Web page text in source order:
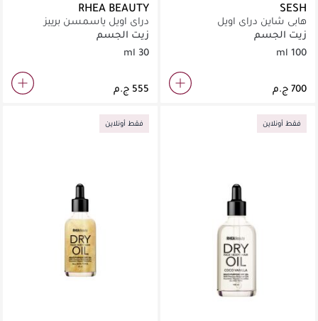
SESH
هابى شاين دراى اويل
زيت الجسم
100 ml
RHEA BEAUTY
دراي اويل ياسمسن برييز
زيت الجسم
30 ml
فقط أونلاين فقط أونلاين